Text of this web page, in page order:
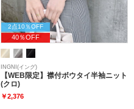
2点10％OFF
40％OFF
INGNI(イング)
【WEB限定】襟付ボウタイ半袖ニット
(クロ)
￥2,376